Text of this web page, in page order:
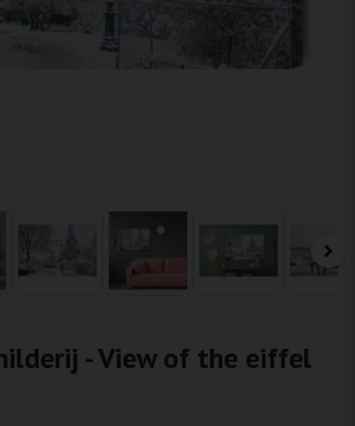
- View of the eiffel